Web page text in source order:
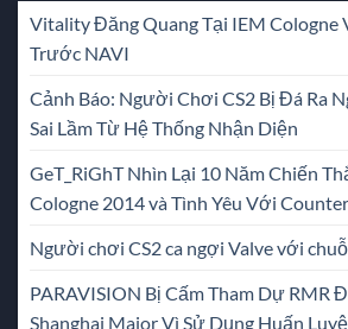
Vitality Đăng Quang Tại IEM Cologne
Trước NAVI
Cảnh Báo: Người Chơi CS2 Bị Đá Ra
Sai Lầm Từ Hệ Thống Nhận Diện
GeT_RiGhT Nhìn Lại 10 Năm Chiến
Cologne 2014 và Tình Yêu Với
Người chơi CS2 ca ngợi Valve với
PARAVISION Bị Cấm Tham Dự RMR
Shanghai Major Vì Sử Dụng Huấn